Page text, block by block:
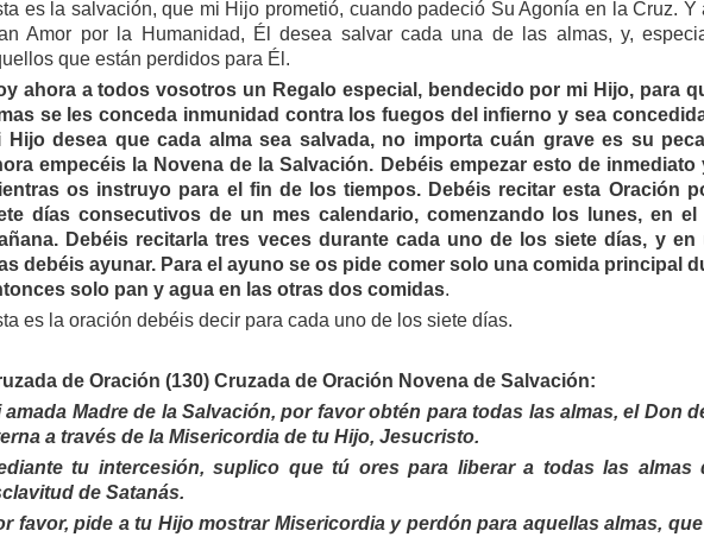
es la salvación, que mi Hijo prometió, cuando padeció Su Agonía en la Cruz. Y
Amor por la Humanidad, Él desea salvar cada una de las almas, y,
que están perdidos para Él.
ahora a todos vosotros un Regalo especial, bendecido por mi Hijo, para
se les conceda inmunidad contra los fuegos del infierno y sea
Hijo desea que cada alma sea salvada, no importa cuán grave es su
empecéis la Novena de la Salvación. Debéis empezar esto de inmediato
os instruyo para el fin de los tiempos. Debéis recitar esta Oración
días consecutivos de un mes calendario, comenzando los lunes, en
Debéis recitarla tres veces durante cada uno de los siete días, y
debéis ayunar. Para el ayuno se os pide comer solo una comida principal
solo pan y agua en las otras dos comidas.
es la oración debéis decir para cada uno de los siete días.
de Oración (130) Cruzada de Oración Novena de Salvación:
amada Madre de la Salvación, por favor obtén para todas las almas, el Don
a través de la Misericordia de tu Hijo, Jesucristo.
tu intercesión, suplico que tú ores para liberar a todas las almas
de Satanás.
favor, pide a tu Hijo mostrar Misericordia y perdón para aquellas almas,